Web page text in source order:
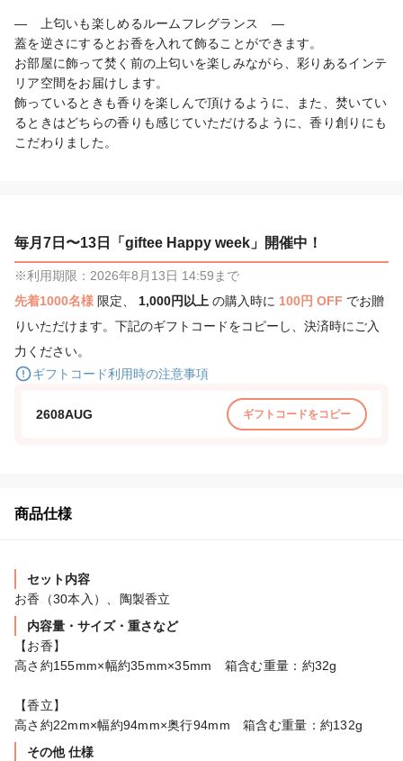
―　上匂いも楽しめるルームフレグランス　―
蓋を逆さにするとお香を入れて飾ることができます。
お部屋に飾って焚く前の上匂いを楽しみながら、彩りあるインテ
リア空間をお届けします。
飾っているときも香りを楽しんで頂けるように、また、焚いてい
るときはどちらの香りも感じていただけるように、香り創りにも
こだわりました。
毎月7日〜13日「giftee Happy week」開催中！
※利用期限：2026年8月13日 14:59まで
先着1000名様 限定、 1,000円以上 の購入時に 100円 OFF でお贈
りいただけます。下記のギフトコードをコピーし、決済時にご入
力ください。
ギフトコード利用時の注意事項
2608AUG ギフトコードをコピー
商品仕様
セット内容
お香（30本入）、陶製香立
内容量・サイズ・重さなど
【お香】
高さ約155mm×幅約35mm×35mm　箱含む重量：約32g
【香立】
高さ約22mm×幅約94mm×奥行94mm　箱含む重量：約132g
その他 仕様